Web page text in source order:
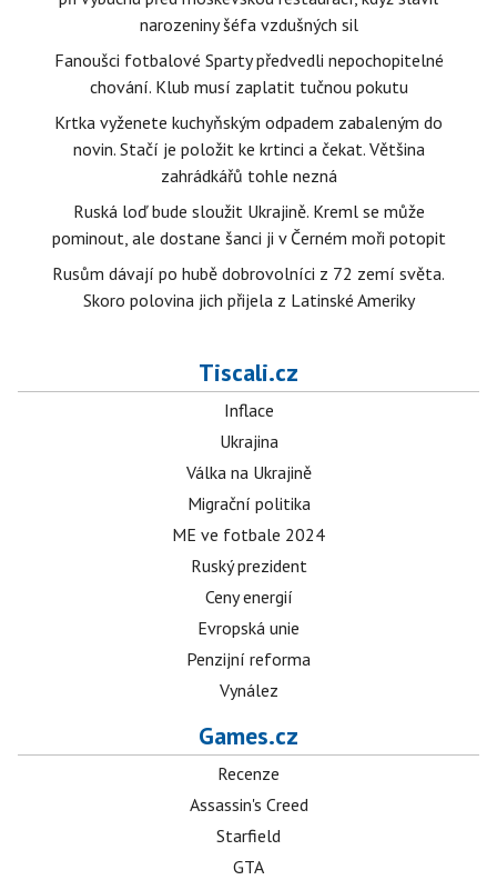
narozeniny šéfa vzdušných sil
Fanoušci fotbalové Sparty předvedli nepochopitelné
chování. Klub musí zaplatit tučnou pokutu
Krtka vyženete kuchyňským odpadem zabaleným do
novin. Stačí je položit ke krtinci a čekat. Většina
zahrádkářů tohle nezná
Ruská loď bude sloužit Ukrajině. Kreml se může
pominout, ale dostane šanci ji v Černém moři potopit
Rusům dávají po hubě dobrovolníci z 72 zemí světa.
Skoro polovina jich přijela z Latinské Ameriky
Tiscali.cz
Inflace
Ukrajina
Válka na Ukrajině
Migrační politika
ME ve fotbale 2024
Ruský prezident
Ceny energií
Evropská unie
Penzijní reforma
Vynález
Games.cz
Recenze
Assassin's Creed
Starfield
GTA